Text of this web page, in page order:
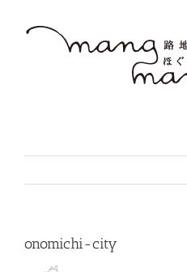
onomichi-city